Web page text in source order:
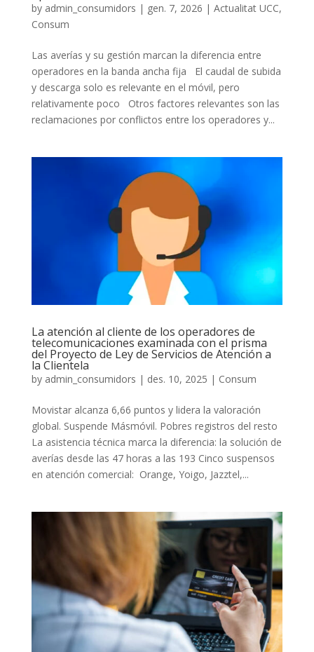
by admin_consumidors | gen. 7, 2026 | Actualitat UCC,
Consum
Las averías y su gestión marcan la diferencia entre
operadores en la banda ancha fija El caudal de subida
y descarga solo es relevante en el móvil, pero
relativamente poco Otros factores relevantes son las
reclamaciones por conflictos entre los operadores y...
La atención al cliente de los operadores de
telecomunicaciones examinada con el prisma
del Proyecto de Ley de Servicios de Atención a
la Clientela
by admin_consumidors | des. 10, 2025 | Consum
Movistar alcanza 6,66 puntos y lidera la valoración
global. Suspende Másmóvil. Pobres registros del resto
La asistencia técnica marca la diferencia: la solución de
averías desde las 47 horas a las 193 Cinco suspensos
en atención comercial: Orange, Yoigo, Jazztel,...